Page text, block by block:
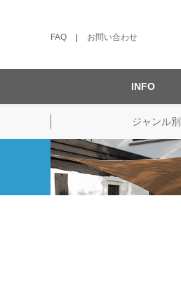
FAQ お問い合わせ
INFO
ジャンル別